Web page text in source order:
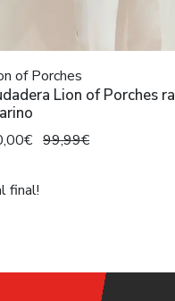
of Porches
Lion of Porches
99,99€
final!